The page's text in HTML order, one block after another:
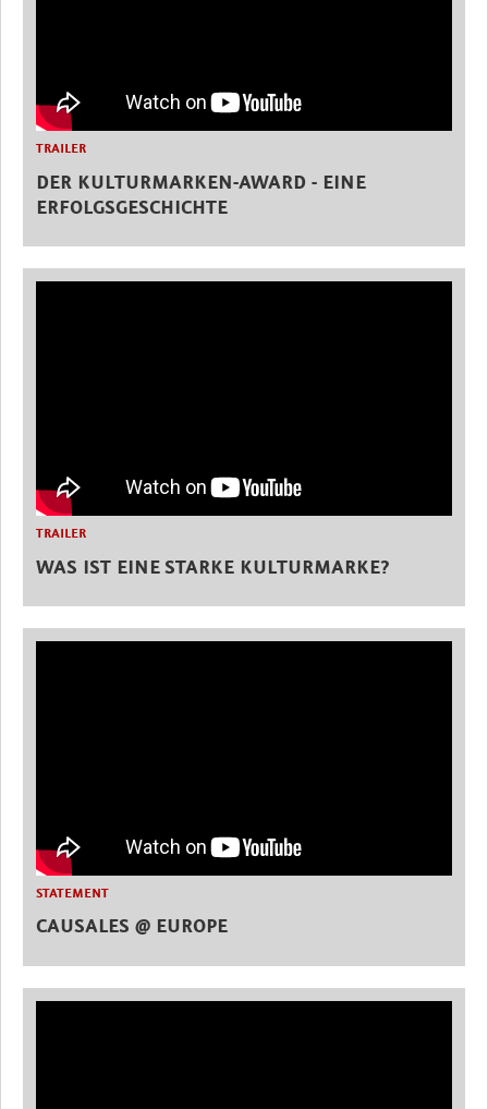
TRAILER
DER KULTURMARKEN-AWARD - EINE
ERFOLGSGESCHICHTE
TRAILER
WAS IST EINE STARKE KULTURMARKE?
STATEMENT
CAUSALES @ EUROPE